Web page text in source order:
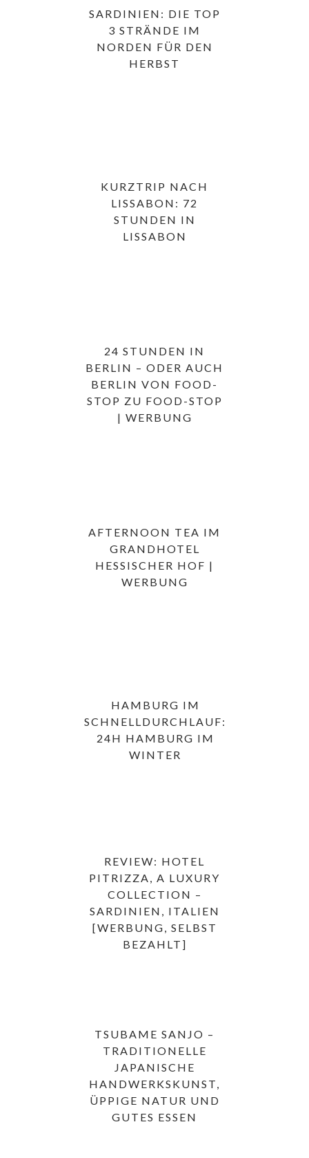
SARDINIEN: DIE TOP
3 STRÄNDE IM
NORDEN FÜR DEN
HERBST
KURZTRIP NACH
LISSABON: 72
STUNDEN IN
LISSABON
24 STUNDEN IN
BERLIN – ODER AUCH
BERLIN VON FOOD-
STOP ZU FOOD-STOP
| WERBUNG
AFTERNOON TEA IM
GRANDHOTEL
HESSISCHER HOF |
WERBUNG
HAMBURG IM
SCHNELLDURCHLAUF:
24H HAMBURG IM
WINTER
REVIEW: HOTEL
PITRIZZA, A LUXURY
COLLECTION –
SARDINIEN, ITALIEN
[WERBUNG, SELBST
BEZAHLT]
TSUBAME SANJO –
TRADITIONELLE
JAPANISCHE
HANDWERKSKUNST,
ÜPPIGE NATUR UND
GUTES ESSEN